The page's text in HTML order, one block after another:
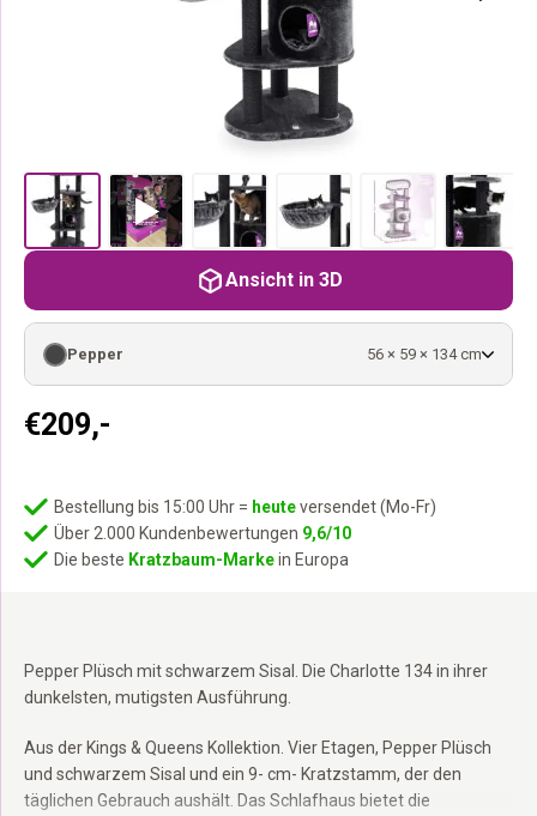
Pepper Plüsch mit schwarzem Sisal. Die Charlotte 134 in ihrer
dunkelsten, mutigsten Ausführung.
Aus der Kings & Queens Kollektion. Vier Etagen, Pepper Plüsch
und schwarzem Sisal und ein 9- cm- Kratzstamm, der den
täglichen Gebrauch aushält. Das Schlafhaus bietet die
€209,-
Pepper 56 × 59 × 134 cm
Bestellung bis 15:00 Uhr = heuteversendet (Mo-Fr)
Über 2.000 Kundenbewertungen 9,6/10
Die beste Kratzbaum-Markein Europa
Ansicht in 3D